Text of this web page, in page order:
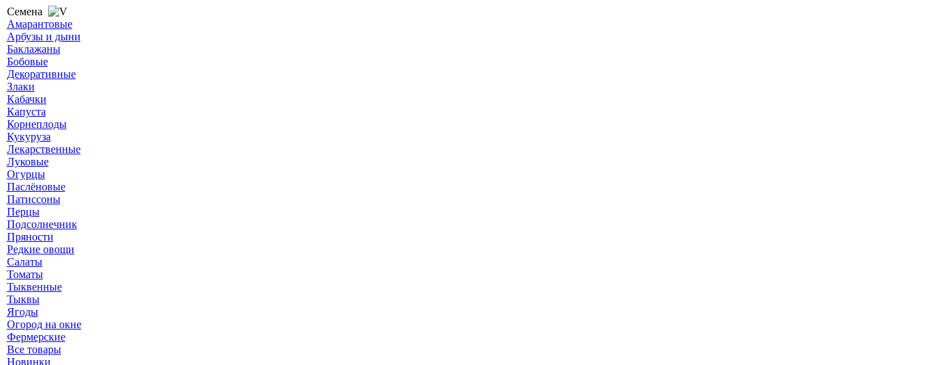
Семена
Амарантовые
Арбузы и дыни
Баклажаны
Бобовые
Декоративные
Злаки
Кабачки
Капуста
Корнеплоды
Кукуруза
Лекарственные
Луковые
Огурцы
Паслёновые
Патиссоны
Перцы
Подсолнечник
Пряности
Редкие овощи
Салаты
Томаты
Тыквенные
Тыквы
Ягоды
Огород на окне
Фермерские
Все товары
Новинки